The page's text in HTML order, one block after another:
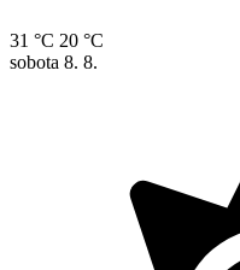
31 °C 20 °C
sobota 8. 8.